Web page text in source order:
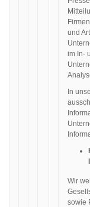
und
im In-
In
Wir
sowie